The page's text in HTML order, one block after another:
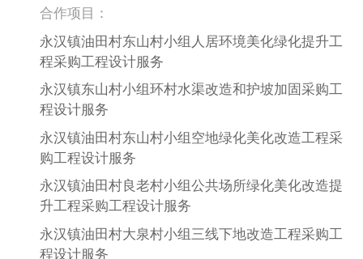
合作项目：
永汉镇油田村东山村小组人居环境美化绿化提升工
程采购工程设计服务
永汉镇东山村小组环村水渠改造和护坡加固采购工
程设计服务
永汉镇油田村东山村小组空地绿化美化改造工程采
购工程设计服务
永汉镇油田村良老村小组公共场所绿化美化改造提
升工程采购工程设计服务
永汉镇油田村大泉村小组三线下地改造工程采购工
程设计服务